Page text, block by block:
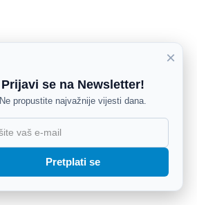
×
Prijavi se na Newsletter!
Ne propustite najvažnije vijesti dana.
Pretplati se